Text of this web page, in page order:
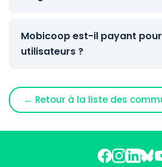
Mobicoop est-il payant
utilisateurs ?
← Retour à la liste des